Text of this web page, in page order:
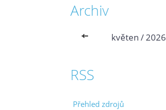
Archiv
<< květen / 2026
RSS
Přehled zdrojů